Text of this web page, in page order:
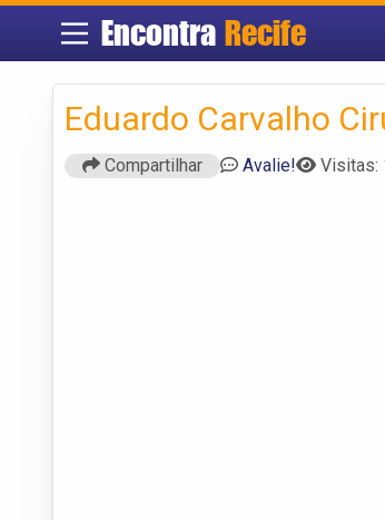
Encontra Recife
Eduardo Carvalho
Compartilhar Avalie! Visitas: